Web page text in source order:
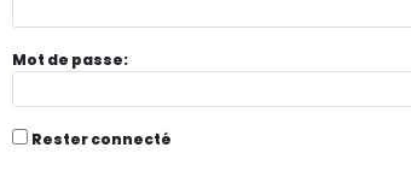
Mot de passe:
Rester connecté